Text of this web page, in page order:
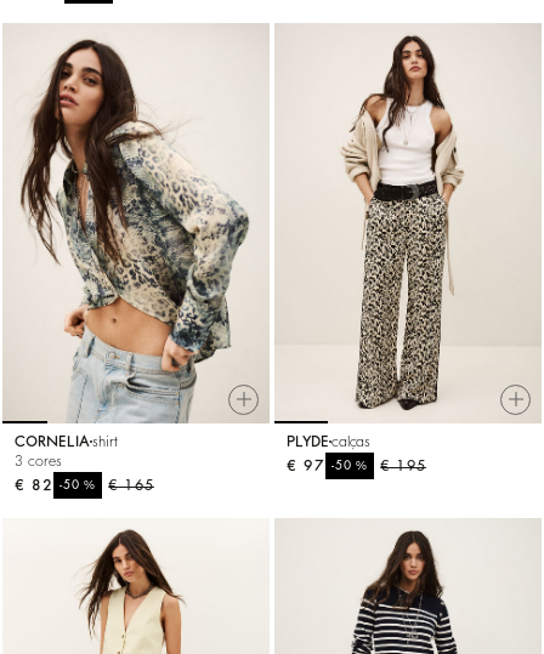
CORNELIA shirt
3 cores
€ 165
-50%
€ 82
PLYDE calças
€ 195
-50%
€ 97